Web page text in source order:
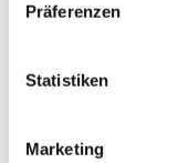
Präferenzen
Statistiken
Marketing